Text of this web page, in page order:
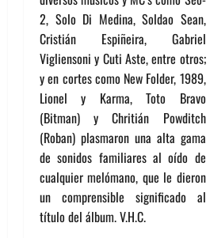
2, Solo Di Medina, Soldao Sean,
Cristián Espiñeira, Gabriel
Vigliensoni y Cuti Aste, entre otros;
y en cortes como New Folder, 1989,
Lionel y Karma, Toto Bravo
(Bitman) y Chritián Powditch
(Roban) plasmaron una alta gama
de sonidos familiares al oído de
cualquier melómano, que le dieron
un comprensible significado al
título del álbum. V.H.C.